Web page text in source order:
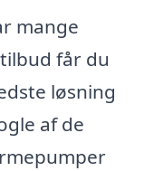
mange
får du
løsning
af de